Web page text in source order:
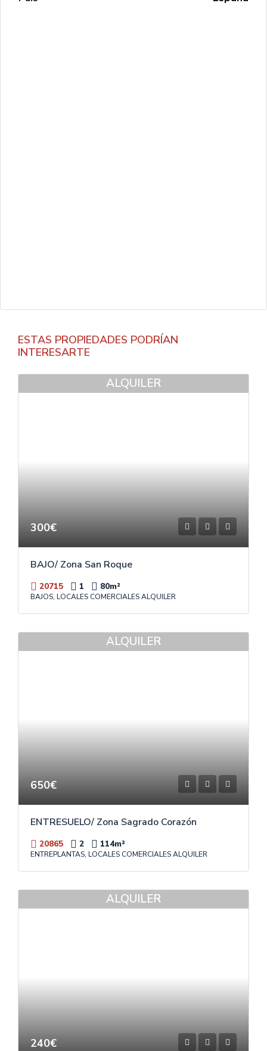
ESTAS PROPIEDADES PODRÍAN
INTERESARTE
ALQUILER
300€
BAJO/ Zona San Roque
20715 1 80m²
BAJOS, LOCALES COMERCIALES ALQUILER
ALQUILER
650€
ENTRESUELO/ Zona Sagrado Corazón
20865 2 114m²
ENTREPLANTAS, LOCALES COMERCIALES ALQUILER
ALQUILER
240€